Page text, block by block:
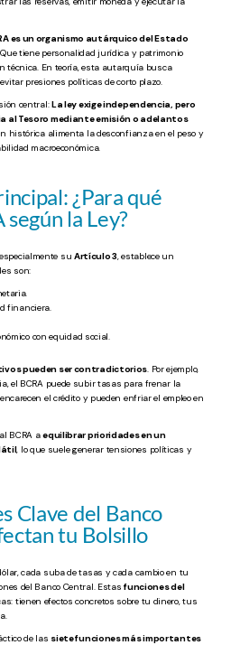
es un organismo autárquico del Estado
Que tiene personalidad jurídica y patrimonio
técnica. En teoría, esta autarquía busca
presiones políticas de corto plazo.
central:La ley exige independencia, pero
al Tesoro mediante emisión o adelantos
histórica alimenta la desconfianza en el peso y
macroeconómica.
¿Para qué
la Ley?
su Artículo 3 , establece un
son:
financiera.
con equidad social.
pueden ser contradictorios . Por ejemplo,
el BCRA puede subir tasas para frenar la
el crédito y pueden enfriar el empleo en
BCRA aequilibrar prioridades en un
, lo que suele generar tensiones políticas y
Clave del Banco
tu Bolsillo
cada suba de tasas y cada cambio en tu
del Banco Central. Estasfunciones del
tienen efectos concretos sobre tu dinero, tus
de las siete funciones más importantes